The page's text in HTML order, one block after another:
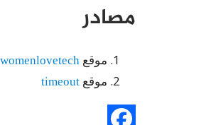
مصادر
موقع womenlovetech
موقع timeout